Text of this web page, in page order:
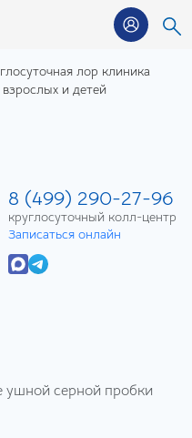
лор клиника
и детей
8 (499) 290-27-96
круглосуточный колл-центр
Записаться онлайн
ушной серной пробки